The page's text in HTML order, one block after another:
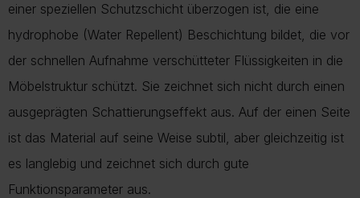
einer speziellen Schutzschicht überzogen ist, die eine
hydrophobe (Water Repellent) Beschichtung bildet, die vor
der schnellen Aufnahme verschütteter Flüssigkeiten in die
Möbelstruktur schützt. Sie zeichnet sich nicht durch einen
ausgeprägten Schattierungseffekt aus. Auf der einen Seite
ist das Material auf seine Weise subtil, aber gleichzeitig ist
es langlebig und zeichnet sich durch gute
Funktionsparameter aus.